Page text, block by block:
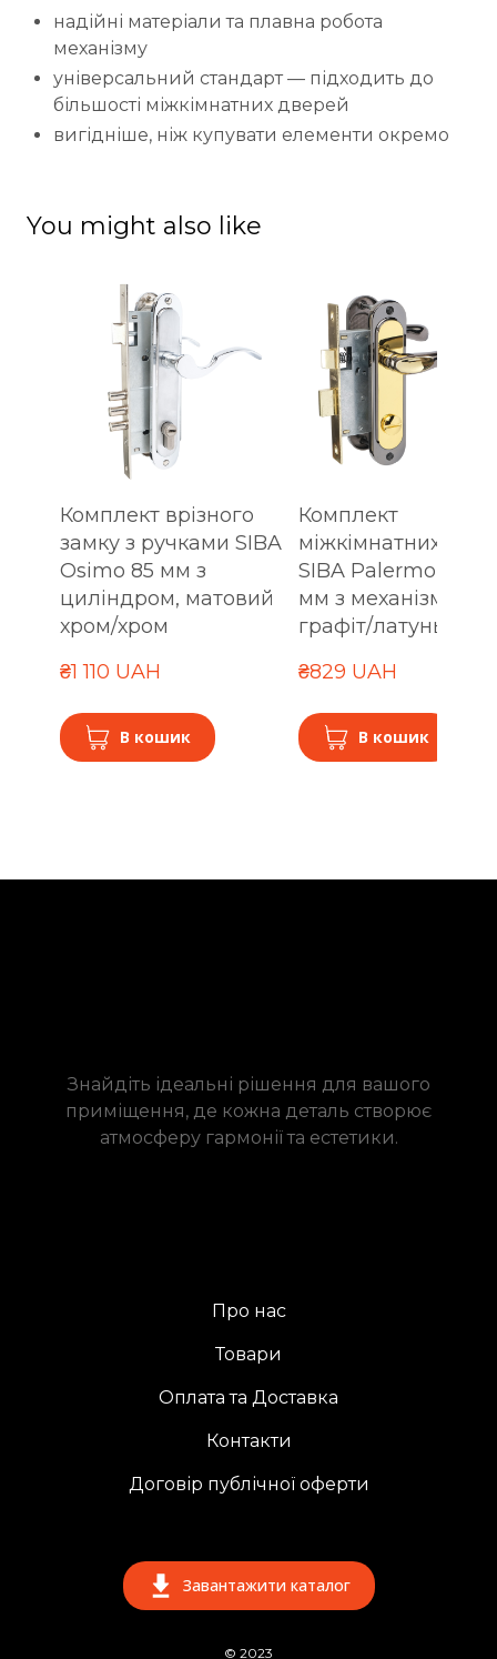
надійні матеріали та плавна робота
механізму
універсальний стандарт — підходить до
більшості міжкімнатних дверей
вигідніше, ніж купувати елементи окремо
You might also like
Комплект врізного
замку з ручками SIBA
Osimo 85 мм з
циліндром, матовий
хром/хром
₴1 110 UAH
В кошик
Комплект
міжкімнатних
SIBA Palermo WC
мм з механізмом,
графіт/латунь
₴829 UAH
В кошик
Знайдіть ідеальні рішення для вашого
приміщення, де кожна деталь створює
атмосферу гармонії та естетики.
Про нас
Товари
Оплата та Доставка
Контакти
Договір публічної оферти
Завантажити каталог
© 2023